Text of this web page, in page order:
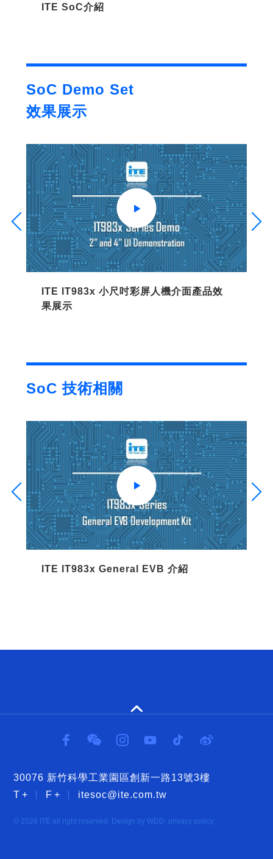
ITE SoC介紹
SoC Demo Set
效果展示
ITE IT983x 小尺吋彩屏人機介面產品效
果展示
SoC 技術相關
ITE IT983x General EVB 介紹
30076 新竹科學工業園區創新一路13號3樓
itesoc@ite.com.tw
© 2026 ITE all right reserved. Design by WDD. privacy policy